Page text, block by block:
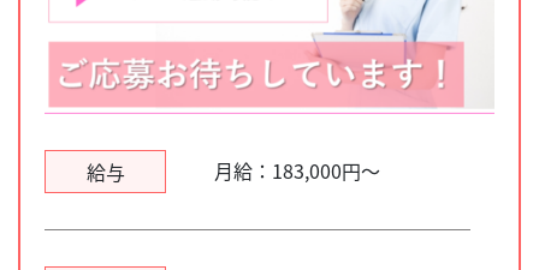
給与 月給：183,000円～